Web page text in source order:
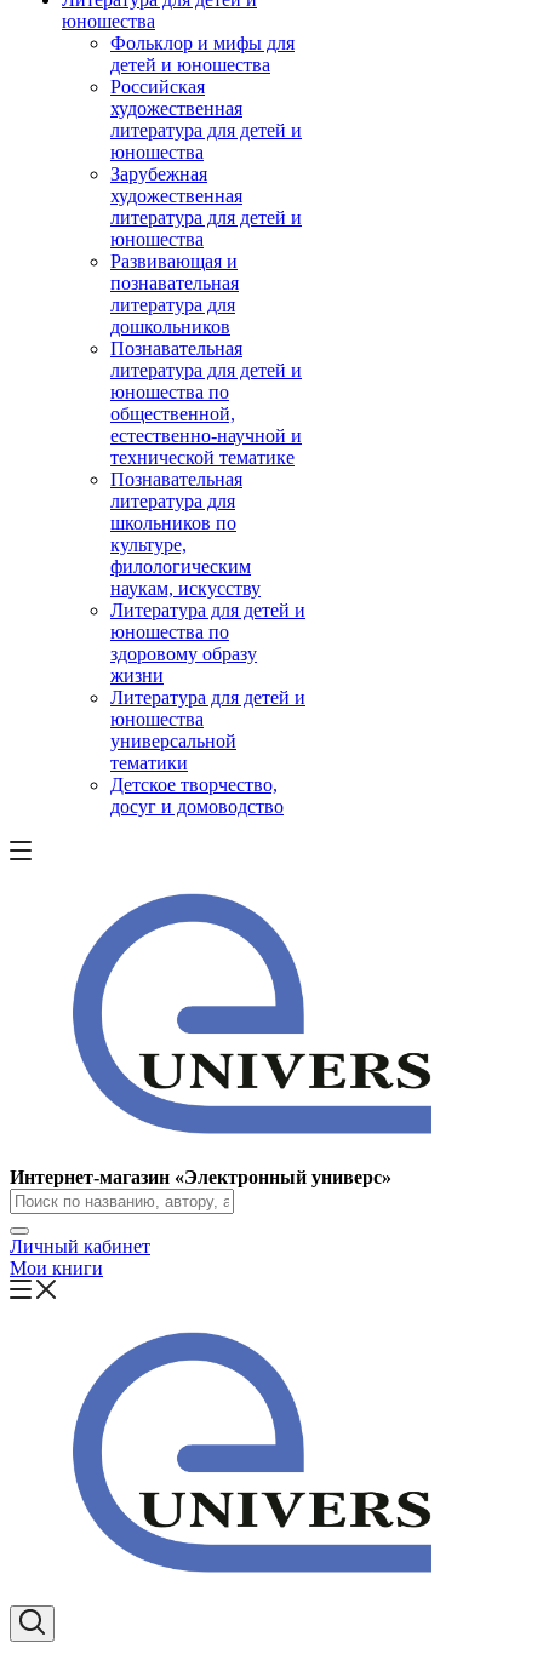
юношества
Фольклор и мифы для
детей и юношества
Российская
художественная
литература для детей и
юношества
Зарубежная
художественная
литература для детей и
юношества
Развивающая и
познавательная
литература для
дошкольников
Познавательная
литература для детей и
юношества по
общественной,
естественно-научной и
технической тематике
Познавательная
литература для
школьников по
культуре,
филологическим
наукам, искусству
Литература для детей и
юношества по
здоровому образу
жизни
Литература для детей и
юношества
универсальной
тематики
Детское творчество,
досуг и домоводство
Интернет-магазин «Электронный универс»
Личный кабинет
Мои книги